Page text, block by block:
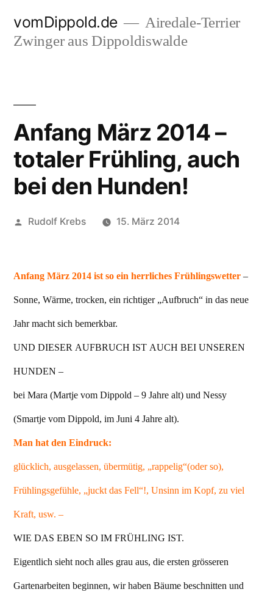
Inhalt
vomDippold.de
Airedale-Terrier
Zwinger aus Dippoldiswalde
Anfang März 2014 –
totaler Frühling, auch
bei den Hunden!
Veröffentlicht
Rudolf Krebs 15. März 2014
Anfang März 2014 ist so ein herrliches Frühlingswetter –
Sonne, Wärme, trocken, ein richtiger „Aufbruch“ in das neue
Jahr macht sich bemerkbar.
UND DIESER AUFBRUCH IST AUCH BEI UNSEREN
HUNDEN –
bei Mara (Martje vom Dippold – 9 Jahre alt) und Nessy
(Smartje vom Dippold, im Juni 4 Jahre alt).
Man hat den Eindruck:
glücklich, ausgelassen, übermütig, „rappelig“(oder so),
Frühlingsgefühle, „juckt das Fell“!, Unsinn im Kopf, zu viel
Kraft, usw. –
WIE DAS EBEN SO IM FRÜHLING IST.
Eigentlich sieht noch alles grau aus, die ersten grösseren
Gartenarbeiten beginnen, wir haben Bäume beschnitten und